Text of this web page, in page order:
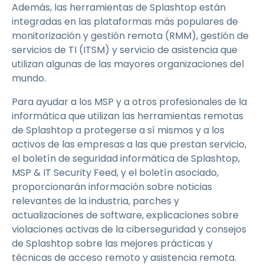
Además, las herramientas de Splashtop están
integradas en las plataformas más populares de
monitorización y gestión remota (RMM), gestión de
servicios de TI (ITSM) y servicio de asistencia que
utilizan algunas de las mayores organizaciones del
mundo.
Para ayudar a los MSP y a otros profesionales de la
informática que utilizan las herramientas remotas
de Splashtop a protegerse a sí mismos y a los
activos de las empresas a las que prestan servicio,
el boletín de seguridad informática de Splashtop,
MSP & IT Security Feed, y el boletín asociado,
proporcionarán información sobre noticias
relevantes de la industria, parches y
actualizaciones de software, explicaciones sobre
violaciones activas de la ciberseguridad y consejos
de Splashtop sobre las mejores prácticas y
técnicas de acceso remoto y asistencia remota.